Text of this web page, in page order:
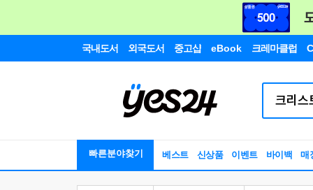
국내도서 외국도서 중고샵 eBook 크레마클럽
빠른분야찾기 베스트 신상품 이벤트 바이백 매